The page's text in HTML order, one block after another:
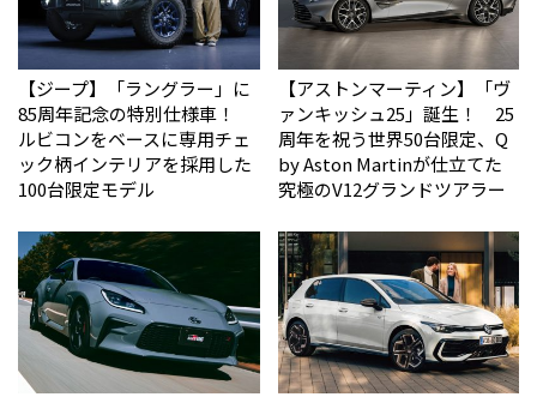
【ジープ】「ラングラー」に
85周年記念の特別仕様車！
ルビコンをベースに専用チェ
ック柄インテリアを採用した
100台限定モデル
【アストンマーティン】「ヴ
ァンキッシュ25」誕生！ 25
周年を祝う世界50台限定、Q
by Aston Martinが仕立てた
究極のV12グランドツアラー